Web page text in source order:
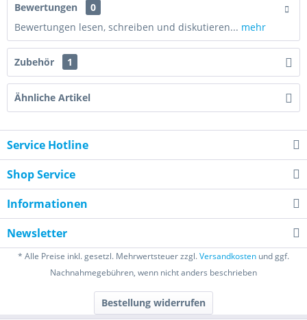
Bewertungen
0
Bewertungen lesen, schreiben und diskutieren... mehr
Zubehör 1
Ähnliche Artikel
Service Hotline
Shop Service
Informationen
Newsletter
* Alle Preise inkl. gesetzl. Mehrwertsteuer zzgl.Versandkosten und ggf.
Nachnahmegebühren, wenn nicht anders beschrieben
Bestellung widerrufen